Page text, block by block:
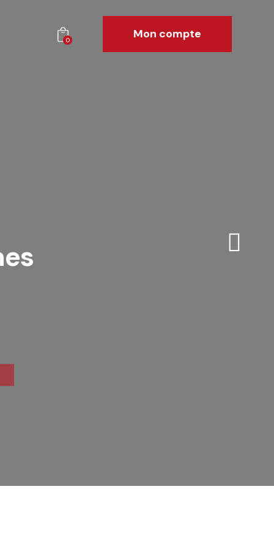
0 Mon compte